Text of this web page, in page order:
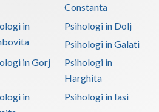
Constanta
in
Psihologi in Dolj
Psihologi in Galati
in Gorj
Psihologi in
Harghita
in
Psihologi in Iasi